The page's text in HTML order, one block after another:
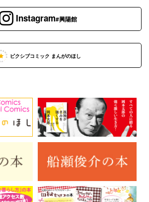
Instagram#興陽館
ピクシブコミック まんがのほし